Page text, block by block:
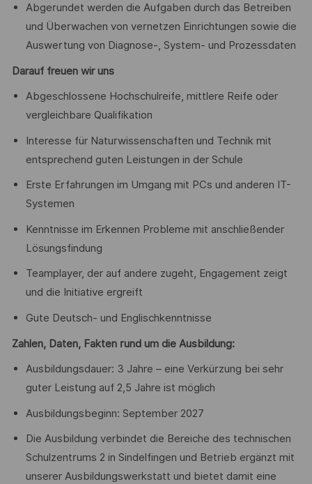
Abgerundet werden die Aufgaben durch das Betreiben
und Überwachen von vernetzen Einrichtungen sowie die
Auswertung von Diagnose-, System- und Prozessdaten
Darauf freuen wir uns
Abgeschlossene Hochschulreife, mittlere Reife oder
vergleichbare Qualifikation
Interesse für Naturwissenschaften und Technik mit
entsprechend guten Leistungen in der Schule
Erste Erfahrungen im Umgang mit PCs und anderen IT-
Systemen
Kenntnisse im Erkennen Probleme mit anschließender
Lösungsfindung
Teamplayer, der auf andere zugeht, Engagement zeigt
und die Initiative ergreift
Gute Deutsch- und Englischkenntnisse
Zahlen, Daten, Fakten rund um die Ausbildung:
Ausbildungsdauer: 3 Jahre – eine Verkürzung bei sehr
guter Leistung auf 2,5 Jahre ist möglich
Ausbildungsbeginn: September 2027
Die Ausbildung verbindet die Bereiche des technischen
Schulzentrums 2 in Sindelfingen und Betrieb ergänzt mit
unserer Ausbildungswerkstatt und bietet damit eine